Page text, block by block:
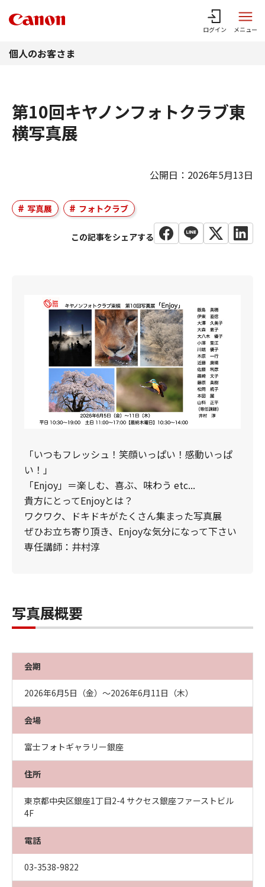
ログイン メニュー
個人のお客さま
第10回キヤノンフォトクラブ東
横写真展
公開日：2026年5月13日
写真展 フォトクラブ
「いつもフレッシュ！笑顔いっぱい！感動いっぱ
い！」
「Enjoy」＝楽しむ、喜ぶ、味わう etc...
貴方にとってEnjoyとは？
ワクワク、ドキドキがたくさん集まった写真展
ぜひお立ち寄り頂き、Enjoyな気分になって下さい
専任講師：井村淳
写真展概要
会期
2026年6月5日（金）～2026年6月11日（木）
会場
富士フォトギャラリー銀座
住所
東京都中央区銀座1丁目2-4 サクセス銀座ファーストビル
4F
電話
03-3538-9822